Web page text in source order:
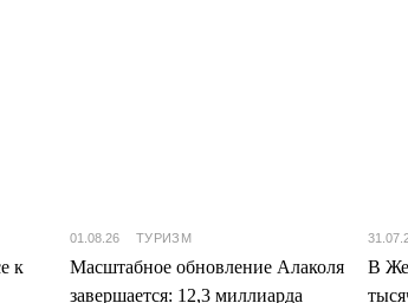
к
01.08.26 ТУРИЗМ
Масштабное обновление Алаколя
завершается: 12,3 миллиарда
В